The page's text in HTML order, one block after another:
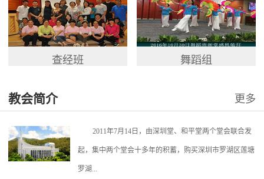
查经班 舞蹈组
教会简介 更多
2011年7月14日，由深圳堂、和平堂两个堂会联合发
起，集中两个堂会十多年的积蓄，购买深圳市罗湖区莲塘
罗湖...